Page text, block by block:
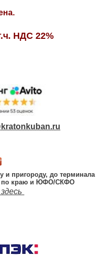
НДС 22%
и пригороду, до терминала
по краю и ЮФО/СКФО